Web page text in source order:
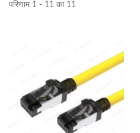
परिणाम 1 - 11 का 11